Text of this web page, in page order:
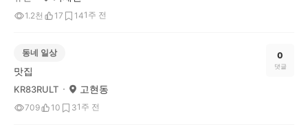
1.2천 17 141주 전
동네 일상
맛집
KR83RULT 고현동
709 10 31주 전
0
댓글